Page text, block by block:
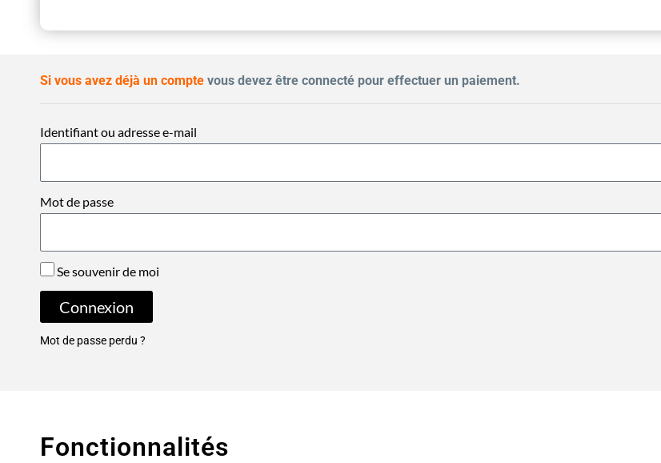
Si vous avez déjà un compte vous devez être connecté pour effectuer un paiement.
Identifiant ou adresse e-mail
Mot de passe
Se souvenir de moi
Connexion
Mot de passe perdu ?
Fonctionnalités